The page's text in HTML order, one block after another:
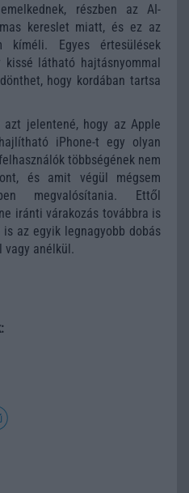
részben az AI-
kereslet miatt, és ez az
kíméli. Egyes értesülések
látható hajtásnyommal
hogy kordában tartsa
jelentené, hogy az Apple
iPhone-t egy olyan
többségének nem
és amit végül mégsem
megvalósítania. Ettől
iránti várakozás továbbra is
az egyik legnagyobb dobás
vagy anélkül.